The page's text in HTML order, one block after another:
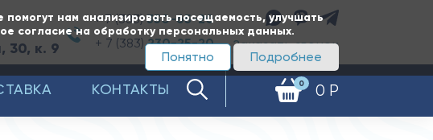
нам анализировать посещаемость, улучшать
согласие на обработку персональных данных.
Подробнее
Понятно
30, к. 9
+ 7 (383)350-65-20
+ 7 (383)230-25-20 Заказать звонок
0 0 Р
КОНТАКТЫ